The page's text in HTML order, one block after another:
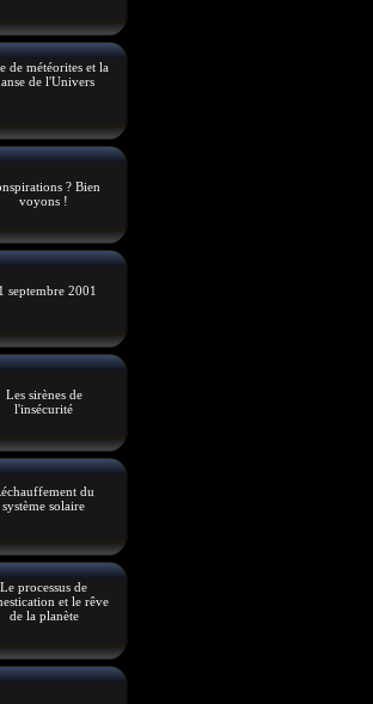
de météorites et la
de l'Univers
? Bien
voyons !
septembre 2001
Les sirènes de
l'insécurité
du
système solaire
Le processus de
et le rêve
de la planète